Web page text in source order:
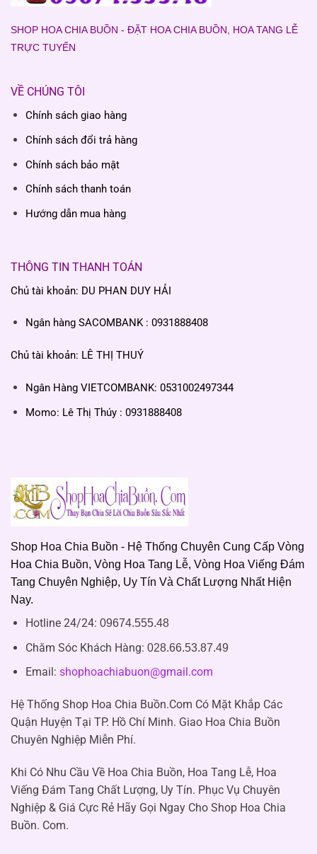
SHOP HOA CHIA BUỒN - ĐẶT HOA CHIA BUỒN, HOA TANG LỄ
TRỰC TUYẾN
VỀ CHÚNG TÔI
Chính sách giao hàng
Chính sách đổi trả hàng
Chính sách bảo mật
Chính sách thanh toán
Hướng dẫn mua hàng
THÔNG TIN THANH TOÁN
Chủ tài khoản: DU PHAN DUY HẢI
Ngân hàng SACOMBANK : 0931888408
Chủ tài khoản: LÊ THỊ THUÝ
Ngân Hàng VIETCOMBANK: 0531002497344
Momo: Lê Thị Thúy : 0931888408
Shop Hoa Chia Buồn - Hệ Thống Chuyên Cung Cấp Vòng
Hoa Chia Buồn, Vòng Hoa Tang Lễ, Vòng Hoa Viếng Đám
Tang Chuyên Nghiệp, Uy Tín Và Chất Lượng Nhất Hiện
Nay.
Hotline 24/24: 09674.555.48
Chăm Sóc Khách Hàng: 028.66.53.87.49
Email: shophoachiabuon@gmail.com
Hệ Thống Shop Hoa Chia Buồn.Com Có Mặt Khắp Các
Quận Huyện Tại TP. Hồ Chí Minh. Giao Hoa Chia Buồn
Chuyên Nghiệp Miễn Phí.
Khi Có Nhu Cầu Về Hoa Chia Buồn, Hoa Tang Lễ, Hoa
Viếng Đám Tang Chất Lượng, Uy Tín. Phục Vụ Chuyên
Nghiệp & Giá Cực Rẻ Hãy Gọi Ngay Cho Shop Hoa Chia
Buồn. Com.